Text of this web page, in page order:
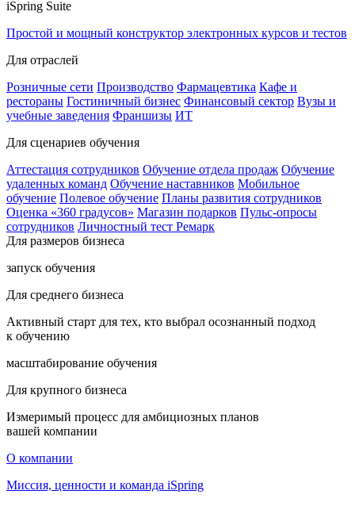
iSpring Suite
Простой и мощный конструктор электронных курсов и тестов
Для отраслей
Розничные сети Производство Фармацевтика Кафе и
рестораны Гостиничный бизнес Финансовый сектор Вузы и
учебные заведения Франшизы ИТ
Для сценариев обучения
Аттестация сотрудников Обучение отдела продаж Обучение
удаленных команд Обучение наставников Мобильное
обучение Полевое обучение Планы развития сотрудников
Оценка «360 градусов» Магазин подарков Пульс-опросы
сотрудников Личностный тест Ремарк
Для размеров бизнеса
запуск обучения
Для среднего бизнеса
Активный старт для тех, кто выбрал осознанный подход
к обучению
масштабирование обучения
Для крупного бизнеса
Измеримый процесс для амбициозных планов
вашей компании
О компании
Миссия, ценности и команда iSpring